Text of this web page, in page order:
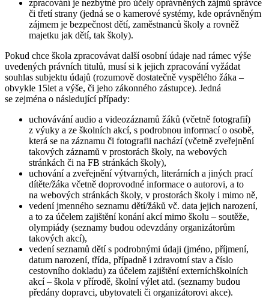
zpracování je nezbytné pro účely oprávněných zájmů správce
či třetí strany (jedná se o kamerové systémy, kde oprávněným
zájmem je bezpečnost dětí, zaměstnanců školy a rovněž
majetku jak dětí, tak školy).
Pokud chce škola zpracovávat další osobní údaje nad rámec výše
uvedených právních titulů, musí si k jejich zpracování vyžádat
souhlas subjektu údajů (rozumově dostatečně vyspělého žáka –
obvykle 15let a výše, či jeho zákonného zástupce). Jedná
se zejména o následující případy:
uchovávání audio a videozáznamů žáků (včetně fotografií)
z výuky a ze školních akcí, s podrobnou informací o osobě,
která se na záznamu či fotografii nachází (včetně zveřejnění
takových záznamů v prostorách školy, na webových
stránkách či na FB stránkách školy),
uchování a zveřejnění výtvarných, literárních a jiných prací
dítěte/žáka včetně doprovodné informace o autorovi, a to
na webových stránkách školy, v prostorách školy i mimo ně,
vedení jmenného seznamu dětí/žáků vč. data jejich narození,
a to za účelem zajištění konání akcí mimo školu – soutěže,
olympiády (seznamy budou odevzdány organizátorům
takových akcí),
vedení seznamů dětí s podrobnými údaji (jméno, příjmení,
datum narození, třída, případně i zdravotní stav a číslo
cestovního dokladu) za účelem zajištění externíchškolních
akcí – škola v přírodě, školní výlet atd. (seznamy budou
předány dopravci, ubytovateli či organizátorovi akce).